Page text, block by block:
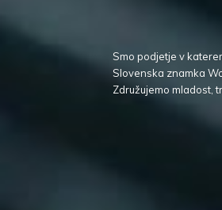
Smo podjetje v
Slovenska znamka
Združujemo mladost,